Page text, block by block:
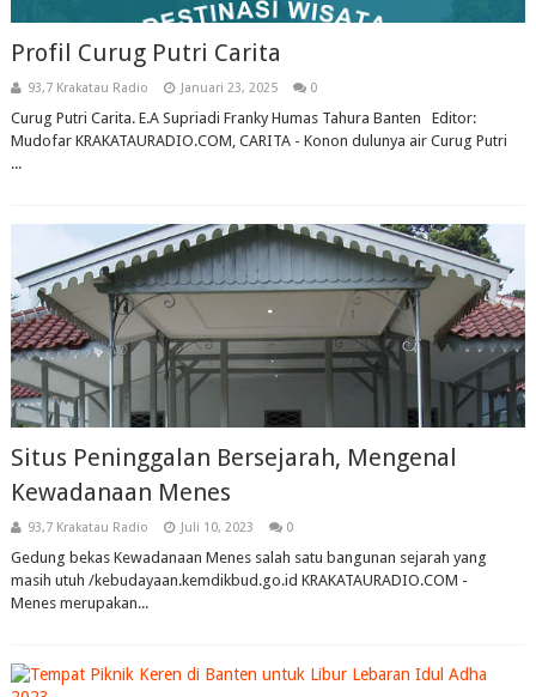
Profil Curug Putri Carita
93,7 Krakatau Radio Januari 23, 2025 0
Curug Putri Carita. E.A Supriadi Franky Humas Tahura Banten Editor:
Mudofar KRAKATAURADIO.COM, CARITA - Konon dulunya air Curug Putri
...
Situs Peninggalan Bersejarah, Mengenal
Kewadanaan Menes
93,7 Krakatau Radio Juli 10, 2023 0
Gedung bekas Kewadanaan Menes salah satu bangunan sejarah yang
masih utuh /kebudayaan.kemdikbud.go.id KRAKATAURADIO.COM -
Menes merupakan...